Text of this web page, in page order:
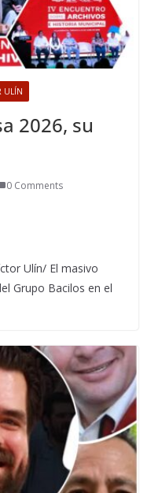
ULÍN
2026, su
0 Comments
Ulín/ El masivo
Grupo Bacilos en el